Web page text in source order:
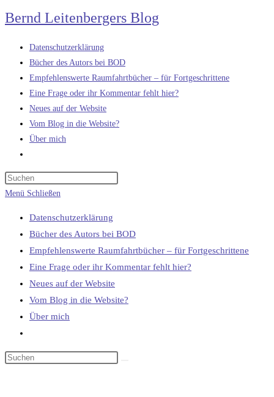
Zum
Inhalt
springen
Bernd Leitenbergers Blog
Datenschutzerklärung
Bücher des Autors bei BOD
Empfehlenswerte Raumfahrtbücher – für Fortgeschrittene
Eine Frage oder ihr Kommentar fehlt hier?
Neues auf der Website
Vom Blog in die Website?
Über mich
umschalten
Menü Schließen
Datenschutzerklärung
Bücher des Autors bei BOD
Empfehlenswerte Raumfahrtbücher – für Fortgeschrittene
Eine Frage oder ihr Kommentar fehlt hier?
Neues auf der Website
Vom Blog in die Website?
Über mich
umschalten